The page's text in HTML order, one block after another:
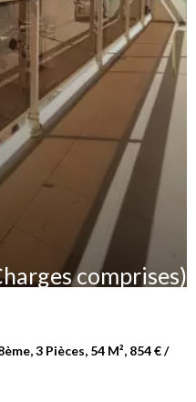
comprises)
3 Pièces, 54 M², 854 € /